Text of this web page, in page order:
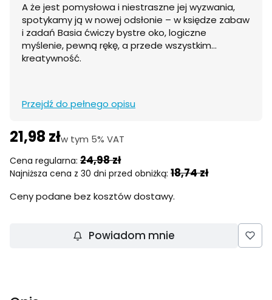
A że jest pomysłowa i niestraszne jej wyzwania,
spotykamy ją w nowej odsłonie – w księdze zabaw
i zadań Basia ćwiczy bystre oko, logiczne
myślenie, pewną rękę, a przede wszystkim…
kreatywność.
Przejdź do pełnego opisu
21,98 złw tym 5% VAT
w tym 5% VAT
Cena regularna: 24,98 zł
Najniższa cena z 30 dni przed obniżką: 18,74 zł
Ceny podane bez kosztów dostawy.
Powiadom mnie